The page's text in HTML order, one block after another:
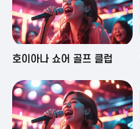
2025-06-03 16:43
호이아나 쇼어 골프 클럽